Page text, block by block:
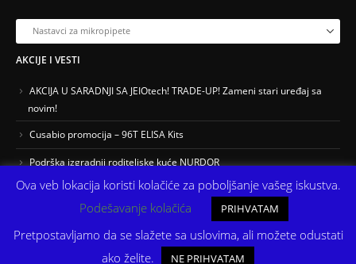
AKCIJE I VESTI
AKCIJA U SARADNJI SA JEIOtech! TRADE-UP! Zameni stari uređaj sa
novim!
Cusabio promocija – 96T ELISA Kits
Podrška izgradnji roditeljske kuće NURDOR
Ova veb lokacija koristi kolačiće za poboljšanje vašeg iskustva.
Podešavanje kolačića
PRIHVATAM
Pretpostavljamo da se slažete sa uslovima, ali možete odustati
ako želite.
NE PRIHVATAM